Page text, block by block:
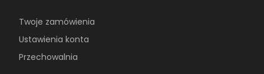
Twoje zamówienia
Ustawienia konta
Przechowalnia